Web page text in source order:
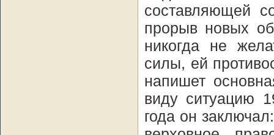
составляющей
прорыв новых
никогда не
силы, ей
напишет
виду ситуацию
года он